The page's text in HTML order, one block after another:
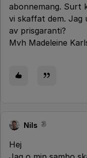
abonnemang. Surt
vi skaffat dem. Jag
av prisgaranti?
Mvh Madeleine
Nils
Hej